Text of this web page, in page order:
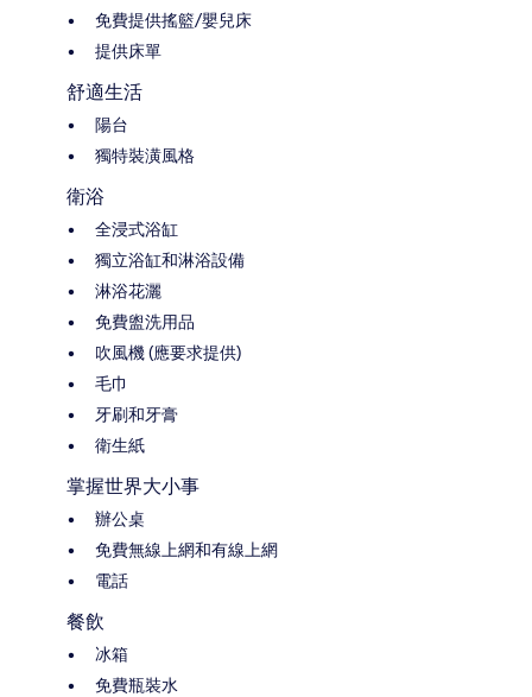
免費提供搖籃/嬰兒床
提供床單
舒適生活
陽台
獨特裝潢風格
衛浴
全浸式浴缸
獨立浴缸和淋浴設備
淋浴花灑
免費盥洗用品
吹風機 (應要求提供)
毛巾
牙刷和牙膏
衛生紙
掌握世界大小事
辦公桌
免費無線上網和有線上網
電話
餐飲
冰箱
免費瓶裝水